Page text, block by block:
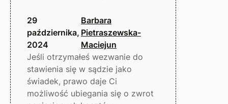
29
października,
2024
Barbara
Pietraszewska-
Maciejun
Jeśli otrzymałeś wezwanie do
stawienia się w sądzie jako
świadek, prawo daje Ci
możliwość ubiegania się o zwrot